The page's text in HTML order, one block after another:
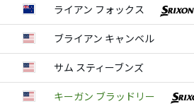
ライアン フォックス
ブライアン キャンベル
サム スティーブンズ
キーガン ブラッドリー